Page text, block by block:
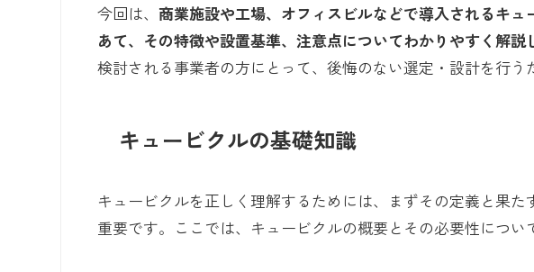
今回は、 商業施設や工場、オフィスビルなどで導入されるキ
あて、その特徴や設置基準、注意点についてわかりやすく解説
検討される事業者の方にとって、後悔のない選定・設計を行う
キュービクルの基礎知識
キュービクルを正しく理解するためには、まずその定義と果
重要です。ここでは、キュービクルの概要とその必要性につい